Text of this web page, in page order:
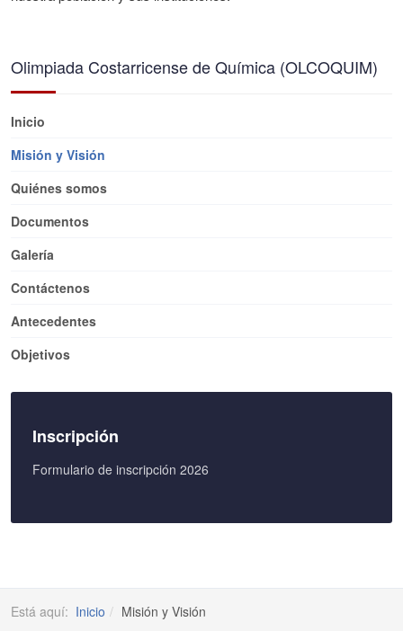
Olimpiada Costarricense de Química (OLCOQUIM)
Inicio
Misión y Visión
Quiénes somos
Documentos
Galería
Contáctenos
Antecedentes
Objetivos
Inscripción
Formulario de inscripción 2026
Está aquí: Inicio Misión y Visión